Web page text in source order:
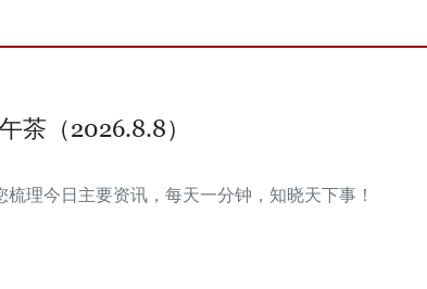
茶（2026.8.8）
理今日主要资讯，每天一分钟，知晓天下事！